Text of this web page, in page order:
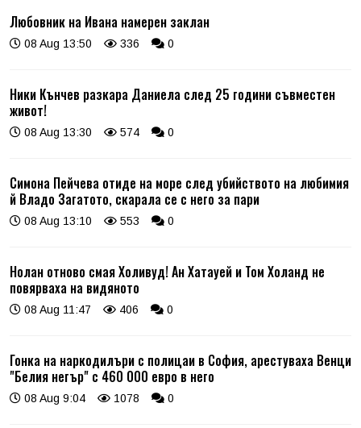
Любовник на Ивана намерен заклан
08 Aug 13:50 336 0
Ники Кънчев разкара Даниела след 25 години съвместен
живот!
08 Aug 13:30 574 0
Симона Пейчева отиде на море след убийството на любимия
й Владо Загатото, скарала се с него за пари
08 Aug 13:10 553 0
Нолан отново смая Холивуд! Ан Хатауей и Том Холанд не
повярваха на видяното
08 Aug 11:47 406 0
Гонка на наркодилъри с полицаи в София, арестуваха Венци
"Белия негър" с 460 000 евро в него
08 Aug 9:04 1078 0